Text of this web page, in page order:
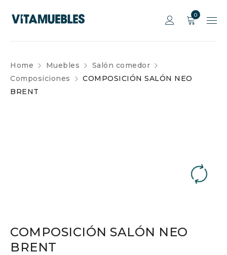
0
Home Muebles
Salón comedor
Composiciones
COMPOSICIÓN SALÓN NEO
BRENT
COMPOSICIÓN SALÓN NEO
BRENT